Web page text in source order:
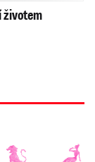
životem